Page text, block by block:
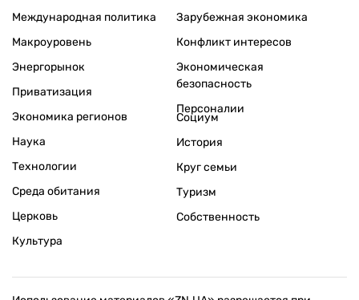
Международная политика
Макроуровень
Энергорынок
Приватизация
Экономика регионов
Зарубежная экономика
Конфликт интересов
Экономическая
безопасность
Персоналии
Наука
Технологии
Среда обитания
Церковь
Культура
Социум
История
Круг семьи
Туризм
Собственность